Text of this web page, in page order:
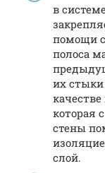
в
помощи
полоса
их
которая
стены
слой.